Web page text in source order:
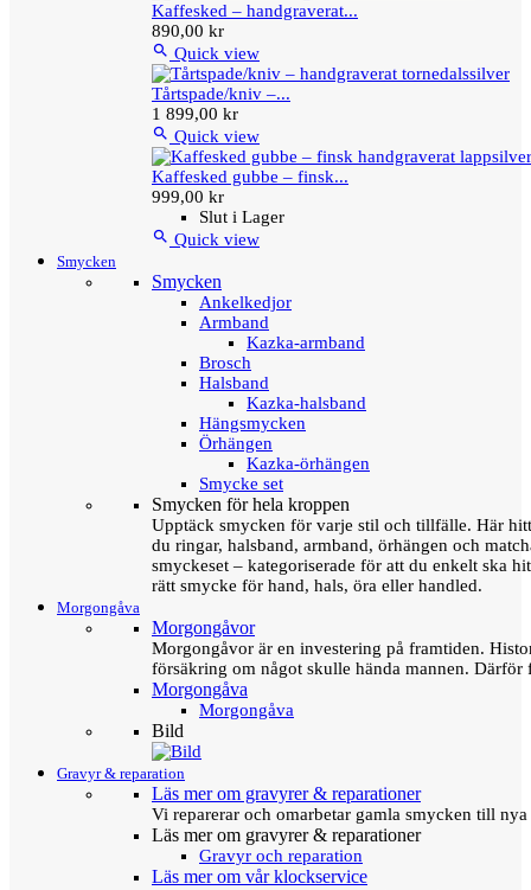
Kaffesked – handgraverat...
890,00 kr
 Quick view
Tårtspade/kniv –...
1 899,00 kr
 Quick view
Kaffesked gubbe – finsk...
999,00 kr
Slut i Lager
 Quick view
Smycken
Smycken
Ankelkedjor
Armband
Kazka-armband
Brosch
Halsband
Kazka-halsband
Hängsmycken
Örhängen
Kazka-örhängen
Smycke set
Smycken för hela kroppen
Upptäck smycken för varje stil och tillfälle. Här
du ringar, halsband, armband, örhängen och
smyckeset – kategoriserade för att du enkelt ska
rätt smycke för hand, hals, öra eller handled.
Morgongåva
Morgongåvor
Morgongåvor är en investering på framtiden.
försäkring om något skulle hända mannen.
Morgongåva
Morgongåva
Bild
Gravyr & reparation
Läs mer om gravyrer & reparationer
Vi reparerar och omarbetar gamla smycken till
Läs mer om gravyrer & reparationer
Gravyr och reparation
Läs mer om vår klockservice